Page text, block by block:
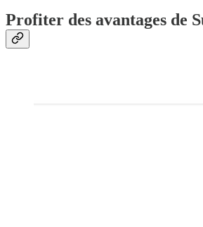
Profiter des avantages de